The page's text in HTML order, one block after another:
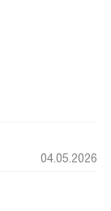
программ,
4D-
тепло, поэтому
прекрасно
и
04.05.2026